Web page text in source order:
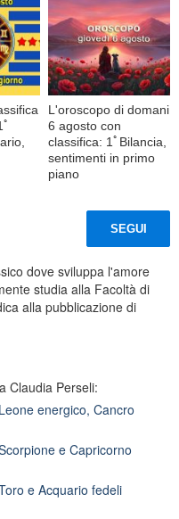
L'oroscopo di domani
6 agosto con
classifica: 1ﾟBilancia,
sentimenti in primo
piano
SEGUI
dove sviluppa l'amore
studia alla Facoltà di
alla pubblicazione di
Claudia Perseli:
energico, Cancro
e Capricorno
e Acquario fedeli